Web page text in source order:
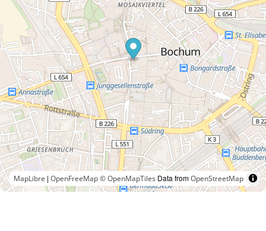
MapLibre | OpenFreeMap© OpenMapTiles Data fromOpenStreetMap